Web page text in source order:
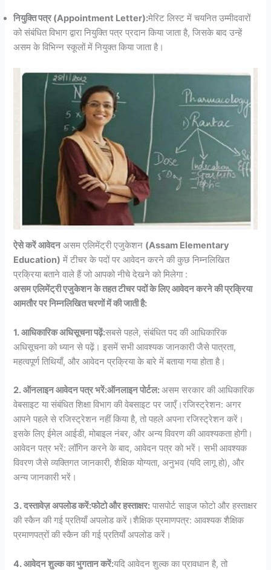
नियुक्ति पत्र (Appointment Letter):मेरिट लिस्ट में चयनित उम्मीदवारों
को संबंधित विभाग द्वारा नियुक्ति पत्र प्रदान किया जाता है, जिसके बाद उन्हें
असम के विभिन्न स्कूलों में नियुक्त किया जाता है।
ऐसे करें आवेदनअसम एलिमेंट्री एजुकेशन (Assam Elementary
Education) में टीचर के पदों पर आवेदन करने की कुछ निम्नलिखित
प्रक्रिया बताने वाले हैं जो आपको नीचे देखने को मिलेगा :
असम एलिमेंट्री एजुकेशन के तहत टीचर पदों के लिए आवेदन करने की प्रक्रिया
आमतौर पर निम्नलिखित चरणों में की जाती है:
1. आधिकारिक अधिसूचना पढ़ें:सबसे पहले, संबंधित पद की आधिकारिक
अधिसूचना को ध्यान से पढ़ें। इसमें सभी आवश्यक जानकारी जैसे पात्रता,
महत्वपूर्ण तिथियाँ, और आवेदन प्रक्रिया के बारे में बताया गया होता है।
2. ऑनलाइन आवेदन पत्र भरें:ऑनलाइन पोर्टल:असम सरकार की आधिकारिक
वेबसाइट या संबंधित शिक्षा विभाग की वेबसाइट पर जाएँ।रजिस्ट्रेशन: अगर
आपने पहले से रजिस्ट्रेशन नहीं किया है, तो पहले अपना रजिस्ट्रेशन करें।
इसके लिए ईमेल आईडी, मोबाइल नंबर, और अन्य विवरण की आवश्यकता होगी।
आवेदन पत्र भरें: लॉगिन करने के बाद, आवेदन पत्र को भरें। सभी आवश्यक
विवरण जैसे व्यक्तिगत जानकारी, शैक्षिक योग्यता, अनुभव (यदि लागू हो), और
अन्य जानकारी भरें।
3. दस्तावेज़ अपलोड करें:फोटो और हस्ताक्षर: पासपोर्ट साइज फोटो और हस्ताक्षर
की स्कैन की गई प्रतियाँ अपलोड करें।शैक्षिक प्रमाणपत्र: आवश्यक शैक्षिक
प्रमाणपत्रों की स्कैन की गई प्रतियाँ अपलोड करें।
4. आवेदन शुल्क का भुगतान करें:यदि आवेदन शुल्क का प्रावधान है, तो